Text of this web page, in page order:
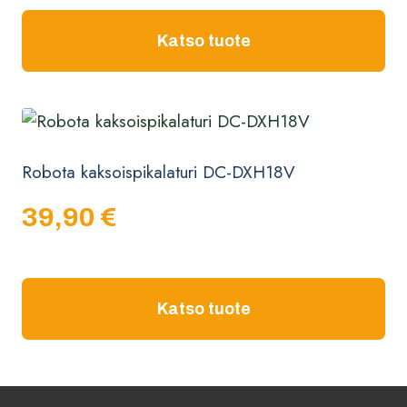
Katso tuote
Robota kaksoispikalaturi DC-DXH18V
39,90 €
Katso tuote